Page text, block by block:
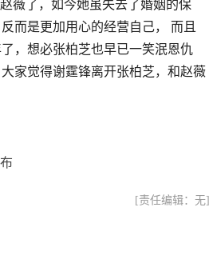
而是更加用心的经营自己， 而且
，想必张柏芝也早已一笑泯恩仇
家觉得谢霆锋离开张柏芝，和赵薇
[责任编辑：无]